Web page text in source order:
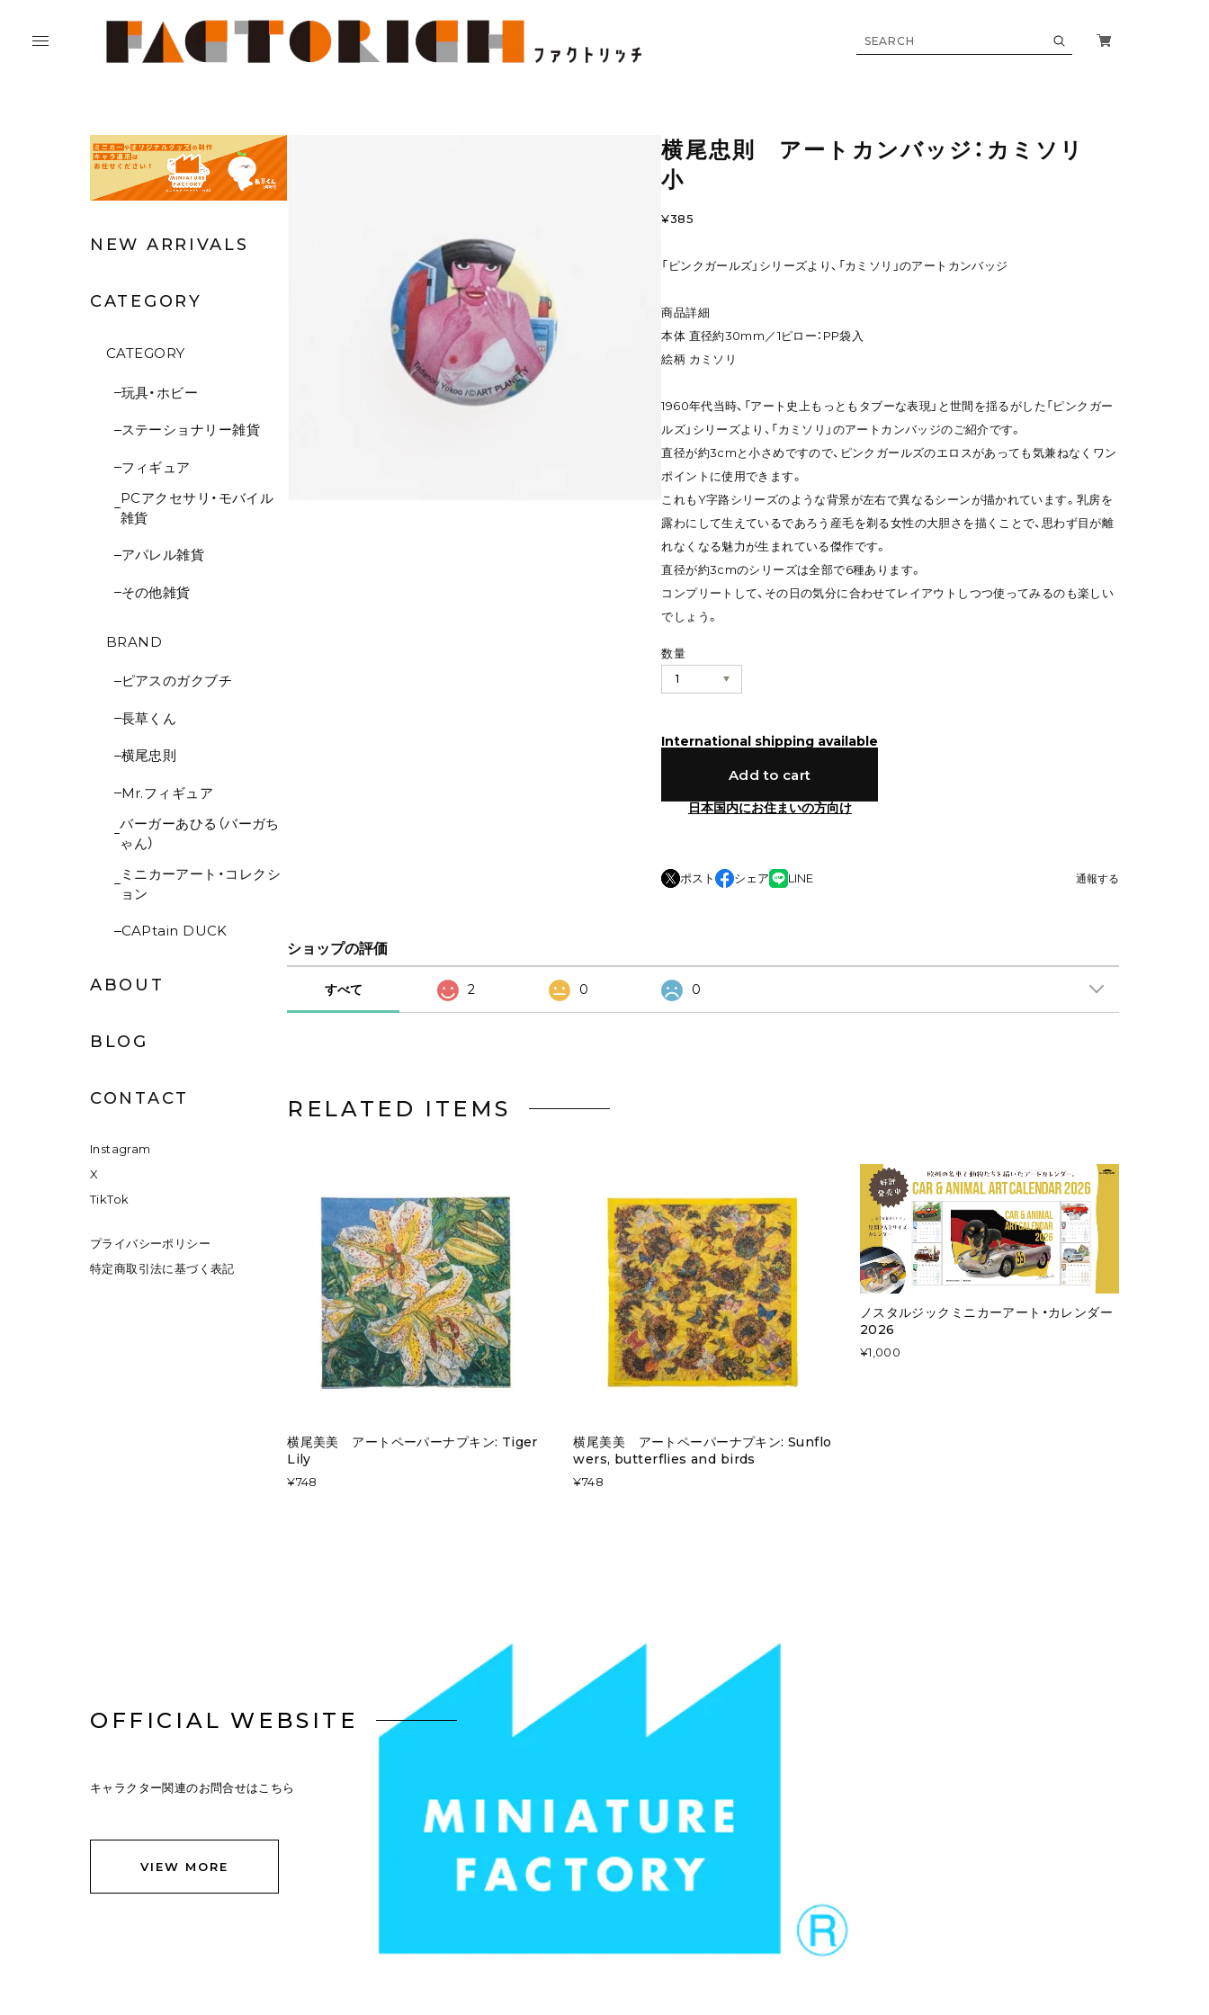
NEW ARRIVALS
CATEGORY
CATEGORY
玩具・ホビー
ステーショナリー雑貨
フィギュア
PCアクセサリ・モバイル
雑貨
アパレル雑貨
その他雑貨
BRAND
ピアスのガクブチ
長草くん
横尾忠則
Mr.フィギュア
バーガーあひる（バーガち
ゃん）
ミニカーアート・コレクシ
ョン
CAPtain DUCK
ABOUT
BLOG
CONTACT
Instagram
X
TikTok
プライバシーポリシー
特定商取引法に基づく表記
横尾忠則 アートカンバッジ：カミソリ
小
¥385
「ピンクガールズ」シリーズより、「カミソリ」のアートカンバッジ
商品詳細
本体 直径約30mm／1ピロー：PP袋入
絵柄 カミソリ
1960年代当時、「アート史上もっともタブーな表現」と世間を揺るがした「ピンクガー
ルズ」シリーズより、「カミソリ」のアートカンバッジのご紹介です。
直径が約3cmと小さめですので、ピンクガールズのエロスがあっても気兼ねなくワン
ポイントに使用できます。
これもY字路シリーズのような背景が左右で異なるシーンが描かれています。乳房を
露わにして生えているであろう産毛を剃る女性の大胆さを描くことで、思わず目が離
れなくなる魅力が生まれている傑作です。
直径が約3cmのシリーズは全部で6種あります。
コンプリートして、その日の気分に合わせてレイアウトしつつ使ってみるのも楽しい
でしょう。
数量
International shipping available
Add to cart
日本国内にお住まいの方向け
ポスト シェア LINE 通報する
ショップの評価
すべて 2 0 0
RELATED ITEMS
横尾美美 アートペーパーナプキン: Tiger
Lily
¥748
横尾美美 アートペーパーナプキン: Sunflo
wers, butterflies and birds
¥748
ノスタルジックミニカーアート・カレンダー
2026
¥1,000
OFFICIAL WEBSITE
キャラクター関連のお問合せはこちら
VIEW MORE